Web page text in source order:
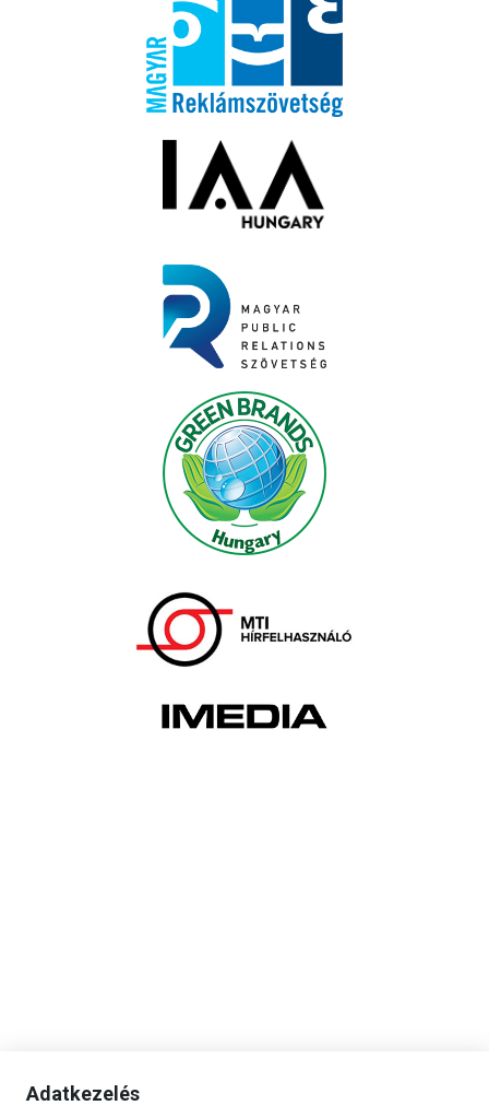
Adatkezelés